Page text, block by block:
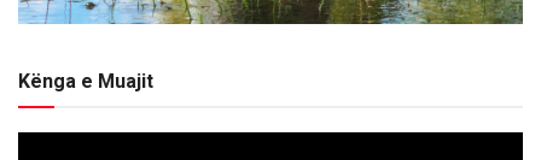
Kënga e Muajit